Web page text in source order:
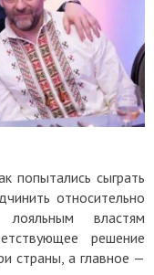
попытались сыграть
относительно
властям
решение
страны, а главное —